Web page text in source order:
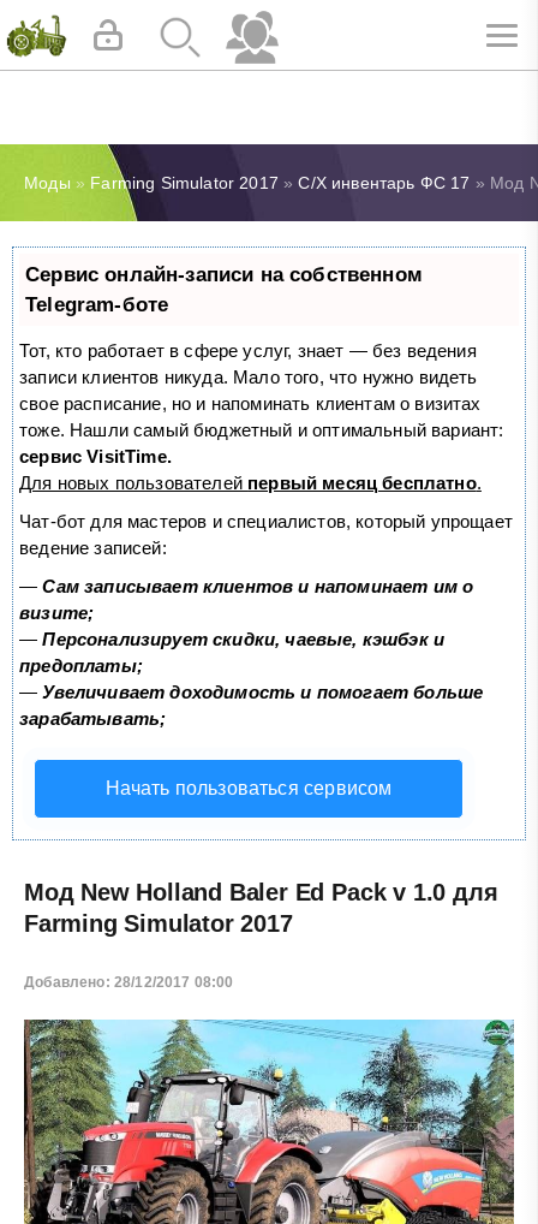
Моды » Farming Simulator 2017 »С/Х инвентарь ФС 17 » Мод
Сервис онлайн-записи на собственном
Telegram-боте
Тот, кто работает в сфере услуг, знает — без ведения
записи клиентов никуда. Мало того, что нужно видеть
свое расписание, но и напоминать клиентам о визитах
тоже. Нашли самый бюджетный и оптимальный вариант:
сервис VisitTime.
Для новых пользователей первый месяц бесплатно.
Чат-бот для мастеров и специалистов, который упрощает
ведение записей:
—Сам записывает клиентов и напоминает им о
визите;
—Персонализирует скидки, чаевые, кэшбэк и
предоплаты;
—Увеличивает доходимость и помогает больше
зарабатывать;
Начать пользоваться сервисом
Мод New Holland Baler Ed Pack v 1.0 для
Farming Simulator 2017
Добавлено: 28/12/2017 08:00